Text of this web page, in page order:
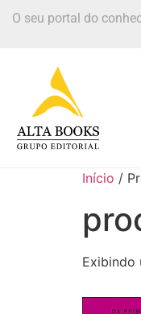
O seu portal do
Início /
Exibindo